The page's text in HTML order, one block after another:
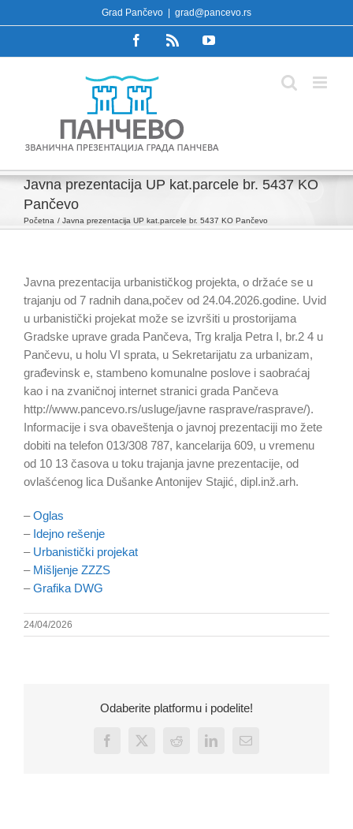
to
Grad Pančevo grad@pancevo.rs
FacebookRss YouTube
Javna prezentacija UP kat.parcele br. 5437 KO
Pančevo
Početna Javna prezentacija UP kat.parcele br. 5437 KO Pančevo
Javna prezentacija urbanističkog projekta, o držaće se u
trajanju od 7 radnih dana,počev od 24.04.2026.godine. Uvid
u urbanistički projekat može se izvršiti u prostorijama
Gradske uprave grada Pančeva, Trg kralja Petra I, br.2 4 u
Pančevu, u holu VI sprata, u Sekretarijatu za urbanizam,
građevinsk e, stambeno komunalne poslove i saobraćaj
kao i na zvaničnoj internet stranici grada Pančeva
http://www.pancevo.rs/usluge/javne rasprave/rasprave/).
Informacije i sva obaveštenja o javnoj prezentaciji mo žete
dobiti na telefon 013/308 787, kancelarija 609, u vremenu
od 10 13 časova u toku trajanja javne prezentacije, od
ovlašćenog lica Dušanke Antonijev Stajić, dipl.inž.arh.
–Oglas
– Idejno rešenje
– Urbanistički projekat
– Mišljenje ZZZS
–Grafika DWG
24/04/2026
Odaberite platformu i podelite!
Facebook
X Reddit LinkedInEmail